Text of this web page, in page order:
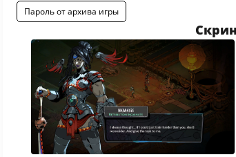
Пароль от архива игры